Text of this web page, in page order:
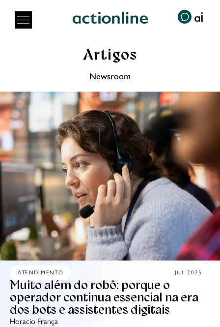
Artigos
Newsroom
ATENDIMENTO JUL 2025
Muito além do robô: porque o
operador continua essencial na era
dos bots e assistentes digitais
Horacio França